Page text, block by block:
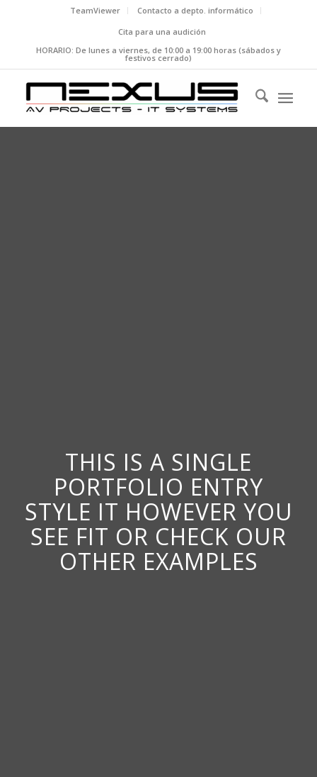
TeamViewer
Contacto a depto. informático
Cita para una audición
HORARIO: De lunes a viernes, de 10:00 a 19:00 horas (sábados y
festivos cerrado)
THIS IS A SINGLE
PORTFOLIO ENTRY
STYLE IT HOWEVER YOU
SEE FIT OR CHECK OUR
OTHER EXAMPLES